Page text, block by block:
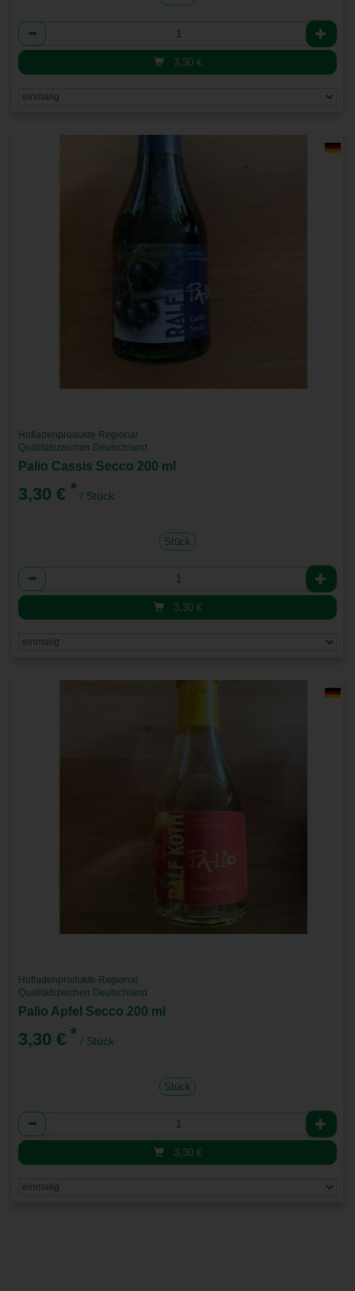
Anzahl
3,30 €
Hofladenprodukte Regional
Qualitätszeichen Deutschland
Palio Cassis Secco 200 ml
3,30 € * / Stück
Stück
Anzahl
3,30 €
Hofladenprodukte Regional
Qualitätszeichen Deutschland
Palio Apfel Secco 200 ml
3,30 € * / Stück
Stück
Anzahl
3,30 €